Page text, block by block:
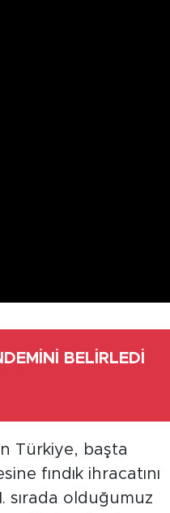
BELİRLEDİ
Türkiye, başta
fındık ihracatını
sırada olduğumuz